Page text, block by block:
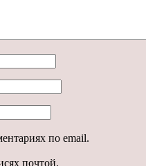
по email.
почтой.